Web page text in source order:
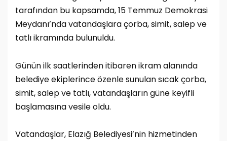
tarafından bu kapsamda, 15 Temmuz Demokrasi
Meydanı’nda vatandaşlara çorba, simit, salep ve
tatlı ikramında bulunuldu.
Günün ilk saatlerinden itibaren ikram alanında
belediye ekiplerince özenle sunulan sıcak çorba,
simit, salep ve tatlı, vatandaşların güne keyifli
başlamasına vesile oldu.
Vatandaşlar, Elazığ Belediyesi’nin hizmetinden